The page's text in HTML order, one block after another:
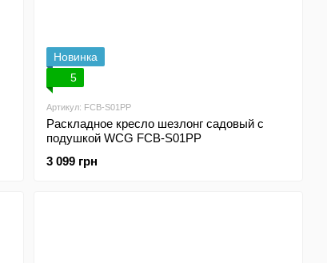
Новинка
5
Артикул: FCB-S01PP
Раскладное кресло шезлонг садовый с
подушкой WCG FCB-S01PP
3 099 грн